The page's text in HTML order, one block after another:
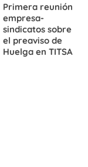
Primera reunión
empresa-
sindicatos sobre
el preaviso de
Huelga en TITSA